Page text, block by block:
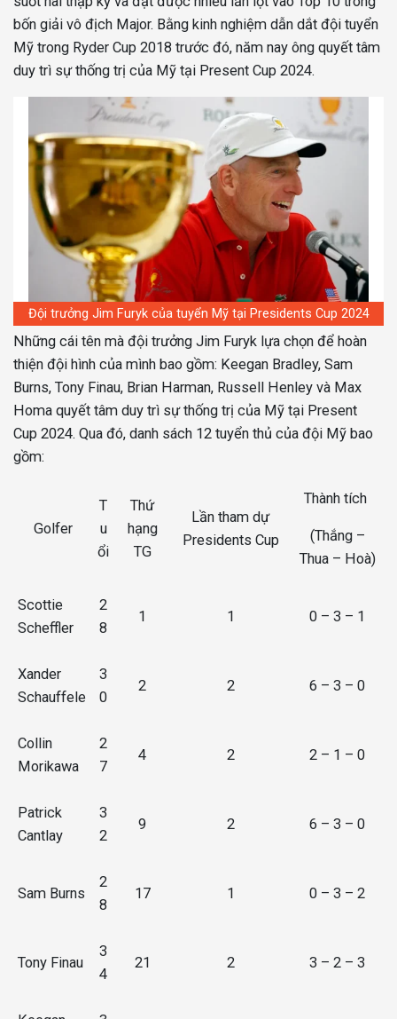
bốn giải vô địch Major. Bằng kinh nghiệm dẫn dắt đội tuyển
Mỹ trong Ryder Cup 2018 trước đó, năm nay ông quyết tâm
duy trì sự thống trị của Mỹ tại Present Cup 2024.
Đội trưởng Jim Furyk của tuyển Mỹ tại Presidents Cup 2024
Những cái tên mà đội trưởng Jim Furyk lựa chọn để hoàn
thiện đội hình của mình bao gồm: Keegan Bradley, Sam
Burns, Tony Finau, Brian Harman, Russell Henley và Max
Homa quyết tâm duy trì sự thống trị của Mỹ tại Present
Cup 2024. Qua đó, danh sách 12 tuyển thủ của đội Mỹ bao
gồm:
Golfer
T
u
ổi
Thứ
hạng
TG
Lần tham dự
Presidents Cup
Thành tích
(Thắng –
Thua – Hoà)
Scottie
Scheffler
2
8
1 1 0 – 3 – 1
Xander
Schauffele
3
0
2 2 6 – 3 – 0
Collin
Morikawa
2
7
4 2 2 – 1 – 0
Patrick
Cantlay
3
2
9 2 6 – 3 – 0
Sam Burns
2
8
17 1 0 – 3 – 2
Tony Finau
3
4
21 2 3 – 2 – 3